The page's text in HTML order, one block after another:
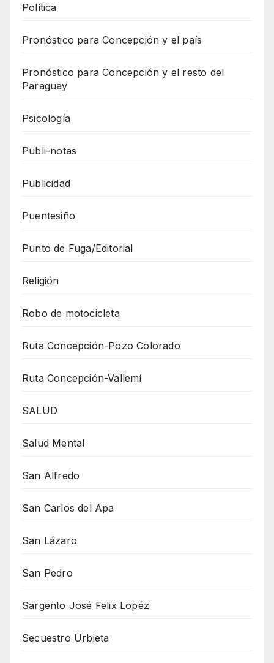
Política
Pronóstico para Concepción y el país
Pronóstico para Concepción y el resto del
Paraguay
Psicología
Publi-notas
Publicidad
Puentesiño
Punto de Fuga/Editorial
Religión
Robo de motocicleta
Ruta Concepción-Pozo Colorado
Ruta Concepción-Vallemí
SALUD
Salud Mental
San Alfredo
San Carlos del Apa
San Lázaro
San Pedro
Sargento José Felix Lopéz
Secuestro Urbieta